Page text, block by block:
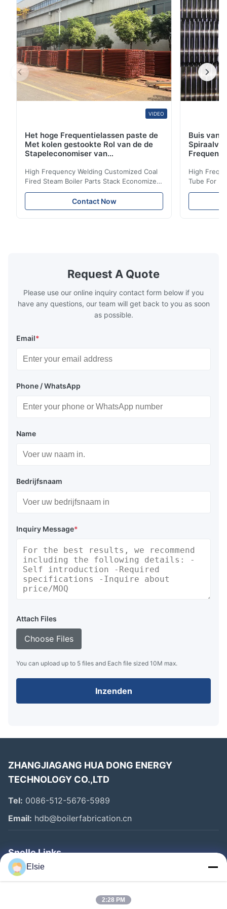
SA210/SA210M)Naadloze de Boiler en de
Oververhitterbuizen van ...
VIDEO
Het hoge Frequentielassen paste de
Met kolen gestookte Rol van de de
Stapeleconomiser van
High Frequency Welding Customized Coal
Fired Steam Boiler Parts Stack Economizer
Coil Boiler economizer Boiler Economizer is
the energy improving device that helps to
reduce the cost of operation by saving the
boilers is generally in the temperature
range of 200°C – 250°C, so there
Contact Now
Buis van
High
Tube For
reduce the
Request A Quote
Please use our online inquiry contact form below if you
have any questions, our team will get back to you as soon
as possible.
Email*
Phone / WhatsApp
Name
Bedrijfsnaam
Inquiry Message*
Attach Files
Choose Files
You can upload up to 5 files and Each file sized 10M max.
Inzenden
ZHANGJIAGANG HUA DONG ENERGY
TECHNOLOGY CO.,LTD
Tel: 0086-512-5676-5989
Email: hdb@boilerfabrication.cn
Snelle Links
Huis
Elsie
2:28 PM